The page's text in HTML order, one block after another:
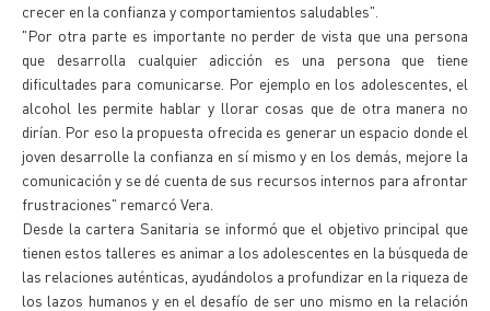
crecer en la confianza y comportamientos saludables".
"Por otra parte es importante no perder de vista que una persona
que desarrolla cualquier adicción es una persona que tiene
dificultades para comunicarse. Por ejemplo en los adolescentes, el
alcohol les permite hablar y llorar cosas que de otra manera no
dirían. Por eso la propuesta ofrecida es generar un espacio donde el
joven desarrolle la confianza en sí mismo y en los demás, mejore la
comunicación y se dé cuenta de sus recursos internos para afrontar
frustraciones" remarcó Vera.
Desde la cartera Sanitaria se informó que el objetivo principal que
tienen estos talleres es animar a los adolescentes en la búsqueda de
las relaciones auténticas, ayudándolos a profundizar en la riqueza de
los lazos humanos y en el desafío de ser uno mismo en la relación